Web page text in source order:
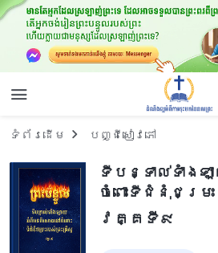
ទំព័រ​ដើម បញ្ជីសៀវភៅ
ទីបន្ទាល់ទាំងឡ
ចំពោះទីជំនុំជម្
វគ្គទី៩